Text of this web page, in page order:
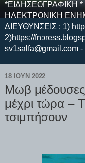
*ΕΙΔΗΣΕΟΓΡΑΦΙΚΗ
ΗΛΕΚΤΡΟΝΙΚΗ
ΔΙΕΥΘΥΝΣΕΙΣ : 1)
2)https://
sv1salfa@gmail.com -
18 ΙΟΥΝ 2022
Μωβ
μέχρι τώρα –
τσιμπήσoυν